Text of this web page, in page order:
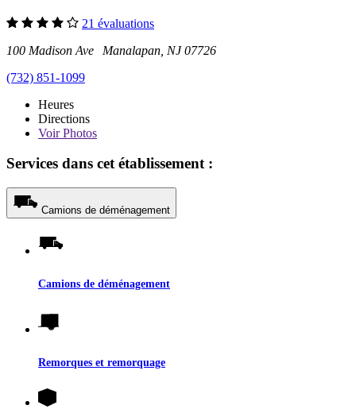
21 évaluations
100 Madison Ave Manalapan, NJ 07726
(732) 851-1099
Heures
Directions
VoirPhotos
Services dans cet établissement :
Camions de déménagement
Camions de déménagement
Remorques et remorquage